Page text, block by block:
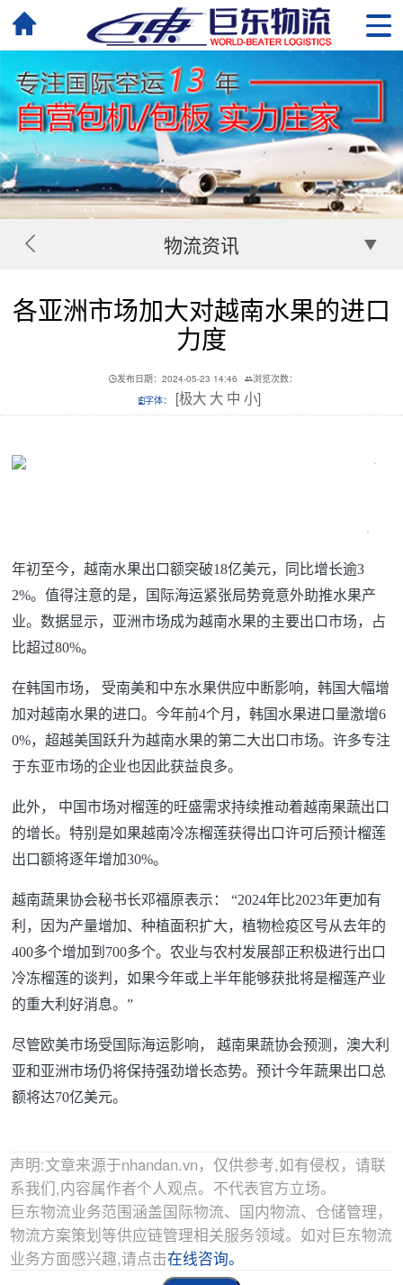
物流资讯
各亚洲市场加大对越南水果的进口
力度
发布日期：2024-05-23 14:46
浏览次数：
字体：
[极大 大 中 小]
年初至今，越南水果出口额突破18亿美元，同比增长逾3
2%。值得注意的是，国际海运紧张局势竟意外助推水果产
业。数据显示，亚洲市场成为越南水果的主要出口市场，占
比超过80%。
在韩国市场， 受南美和中东水果供应中断影响，韩国大幅增
加对越南水果的进口。今年前4个月，韩国水果进口量激增6
0%，超越美国跃升为越南水果的第二大出口市场。许多专注
于东亚市场的企业也因此获益良多。
此外， 中国市场对榴莲的旺盛需求持续推动着越南果蔬出口
的增长。特别是如果越南冷冻榴莲获得出口许可后预计榴莲
出口额将逐年增加30%。
越南蔬果协会秘书长邓福原表示： “2024年比2023年更加有
利，因为产量增加、种植面积扩大，植物检疫区号从去年的
400多个增加到700多个。农业与农村发展部正积极进行出口
冷冻榴莲的谈判，如果今年或上半年能够获批将是榴莲产业
的重大利好消息。”
尽管欧美市场受国际海运影响， 越南果蔬协会预测，澳大利
亚和亚洲市场仍将保持强劲增长态势。预计今年蔬果出口总
额将达70亿美元。
声明:文章来源于nhandan.vn，仅供参考,如有侵权，请联
系我们,内容属作者个人观点。不代表官方立场。
巨东物流业务范围涵盖国际物流、国内物流、仓储管理，
物流方案策划等供应链管理相关服务领域。如对巨东物流
业务方面感兴趣,请点击在线咨询。